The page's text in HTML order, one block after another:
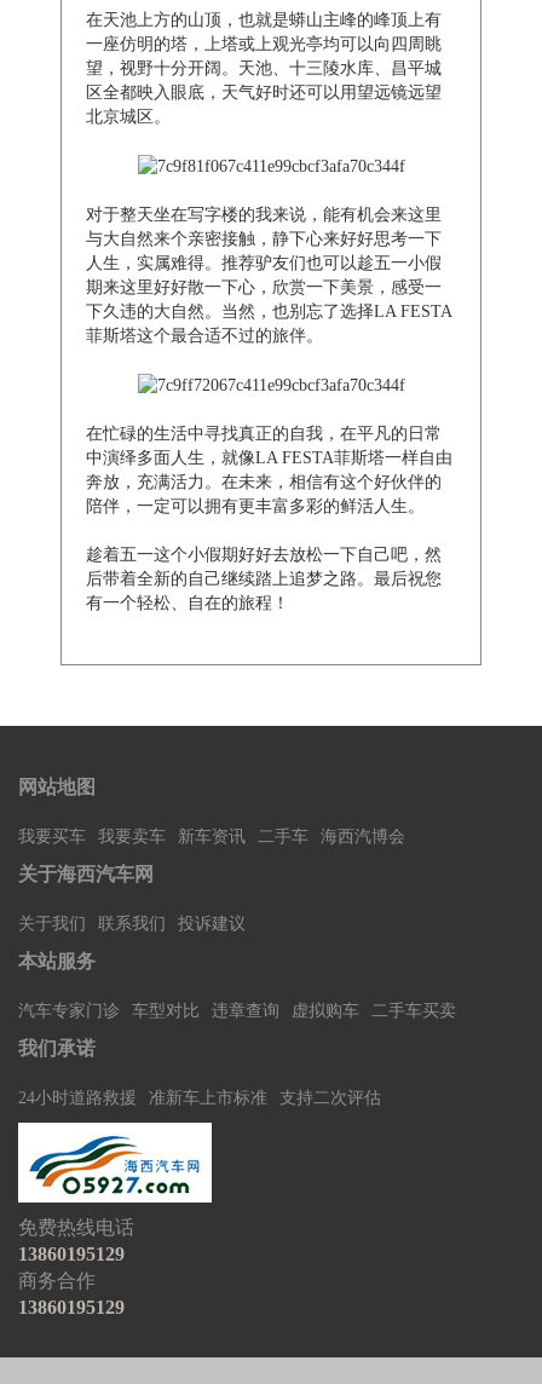
在天池上方的山顶，也就是蟒山主峰的峰顶上有
一座仿明的塔，上塔或上观光亭均可以向四周眺
望，视野十分开阔。天池、十三陵水库、昌平城
区全都映入眼底，天气好时还可以用望远镜远望
北京城区。
对于整天坐在写字楼的我来说，能有机会来这里
与大自然来个亲密接触，静下心来好好思考一下
人生，实属难得。推荐驴友们也可以趁五一小假
期来这里好好散一下心，欣赏一下美景，感受一
下久违的大自然。当然，也别忘了选择LA FESTA
菲斯塔这个最合适不过的旅伴。
在忙碌的生活中寻找真正的自我，在平凡的日常
中演绎多面人生，就像LA FESTA菲斯塔一样自由
奔放，充满活力。在未来，相信有这个好伙伴的
陪伴，一定可以拥有更丰富多彩的鲜活人生。
趁着五一这个小假期好好去放松一下自己吧，然
后带着全新的自己继续踏上追梦之路。最后祝您
有一个轻松、自在的旅程！
网站地图
我要买车 我要卖车 新车资讯 二手车 海西汽博会
关于海西汽车网
关于我们 联系我们 投诉建议
本站服务
汽车专家门诊 车型对比 违章查询 虚拟购车 二手车买卖
我们承诺
24小时道路救援 准新车上市标准 支持二次评估
免费热线电话
13860195129
商务合作
13860195129